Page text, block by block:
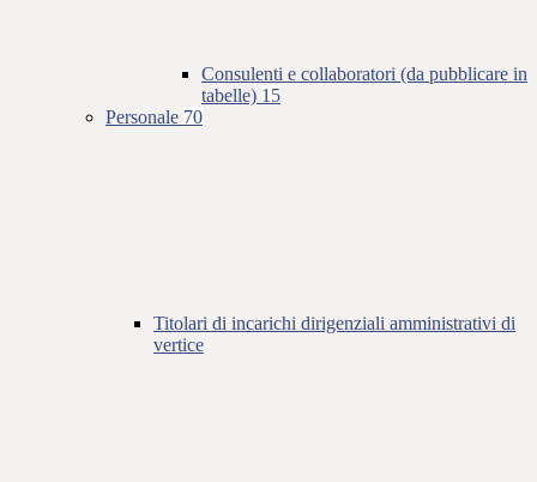
Consulenti e collaboratori (da pubblicare in
tabelle) 15
Personale 70
Titolari di incarichi dirigenziali amministrativi di
vertice